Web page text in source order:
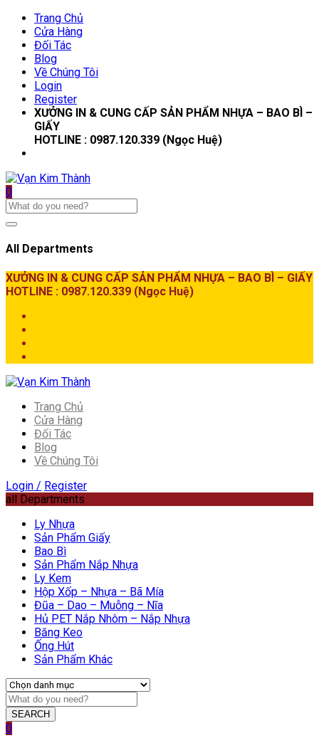
Trang Chủ
Cửa Hàng
Đối Tác
Blog
Về Chúng Tôi
Login
Register
XƯỞNG IN & CUNG CẤP SẢN PHẨM NHỰA – BAO BÌ –
GIẤY
HOTLINE : 0987.120.339 (Ngọc Huệ)
0
All Departments
XƯỞNG IN & CUNG CẤP SẢN PHẨM NHỰA – BAO BÌ – GIẤY
HOTLINE : 0987.120.339 (Ngọc Huệ)
Trang Chủ
Cửa Hàng
Đối Tác
Blog
Về Chúng Tôi
Login / Register
all Departments
Ly Nhựa
Sản Phẩm Giấy
Bao Bì
Sản Phẩm Nắp Nhựa
Ly Kem
Hộp Xốp – Nhựa – Bã Mía
Đũa – Dao – Muỗng – Nĩa
Hủ PET Nắp Nhôm – Nắp Nhựa
Băng Keo
Ống Hút
Sản Phẩm Khác
SEARCH
0